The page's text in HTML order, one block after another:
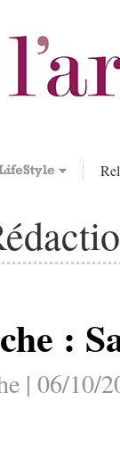
:
| 06/10/